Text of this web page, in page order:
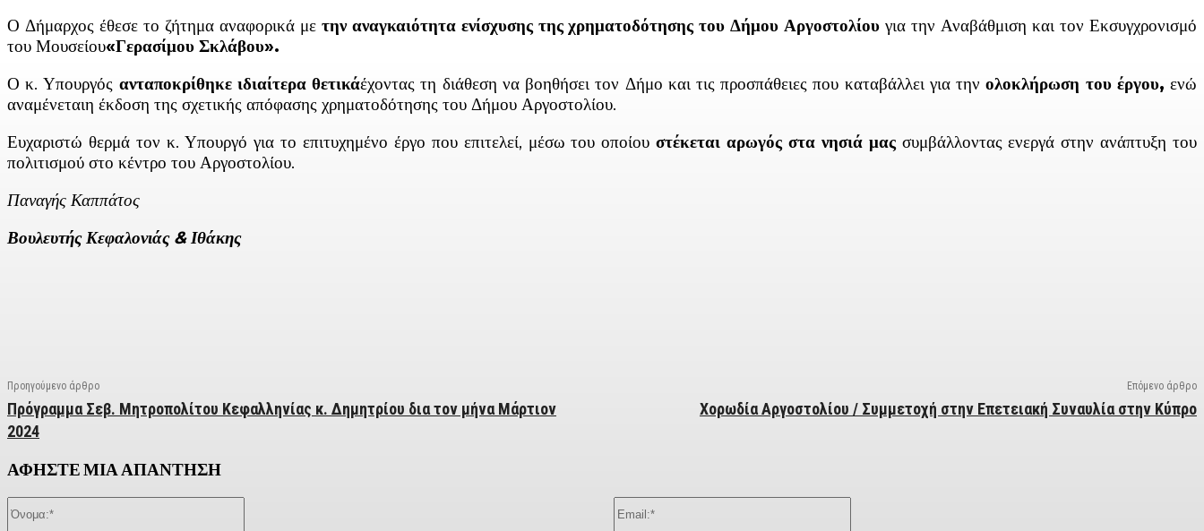
Ο Δήμαρχος έθεσε το ζήτημα αναφορικά με την αναγκαιότητα ενίσχυσης της χρηματοδότησης του Δήμου Αργοστολίου για την Αναβάθμιση και τον Εκσυγχρονισμό
του Μουσείου«Γερασίμου Σκλάβου».
Ο κ. Υπουργός ανταποκρίθηκε ιδιαίτερα θετικάέχοντας τη διάθεση να βοηθήσει τον Δήμο και τις προσπάθειες που καταβάλλει για τηνολοκλήρωση του έργου, ενώ
αναμένεταιη έκδοση της σχετικής απόφασης χρηματοδότησης του Δήμου Αργοστολίου.
Ευχαριστώ θερμά τον κ. Υπουργό για το επιτυχημένο έργο που επιτελεί, μέσω του οποίουστέκεται αρωγός στα νησιά μαςσυμβάλλοντας ενεργά στην ανάπτυξη του
πολιτισμού στο κέντρο του Αργοστολίου.
Παναγής Καππάτος
Βουλευτής Κεφαλονιάς & Ιθάκης
Προηγούμενο άρθρο
Πρόγραμμα Σεβ. Μητροπολίτου Κεφαλληνίας κ. Δημητρίου δια τον μήνα Μάρτιον
2024
Επόμενο άρθρο
Χορωδία Αργοστολίου / Συμμετοχή στην Επετειακή Συναυλία στην Κύπρο
ΑΦΗΣΤΕ ΜΙΑ ΑΠΑΝΤΗΣΗ